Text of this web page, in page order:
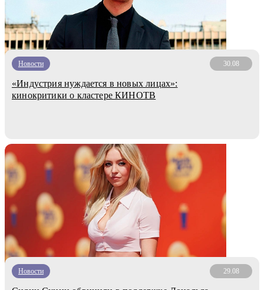
Новости 30.08
«Индустрия нуждается в новых лицах»:
кинокритики о кластере КИНОТВ
Новости 29.08